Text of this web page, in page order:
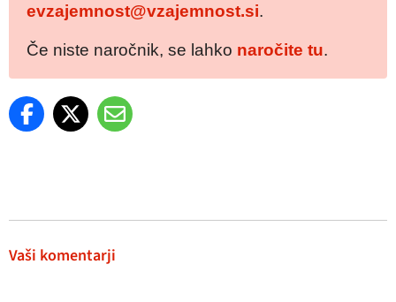
evzajemnost@vzajemnost.si.
Če niste naročnik, se lahko naročite tu.
Vaši komentarji